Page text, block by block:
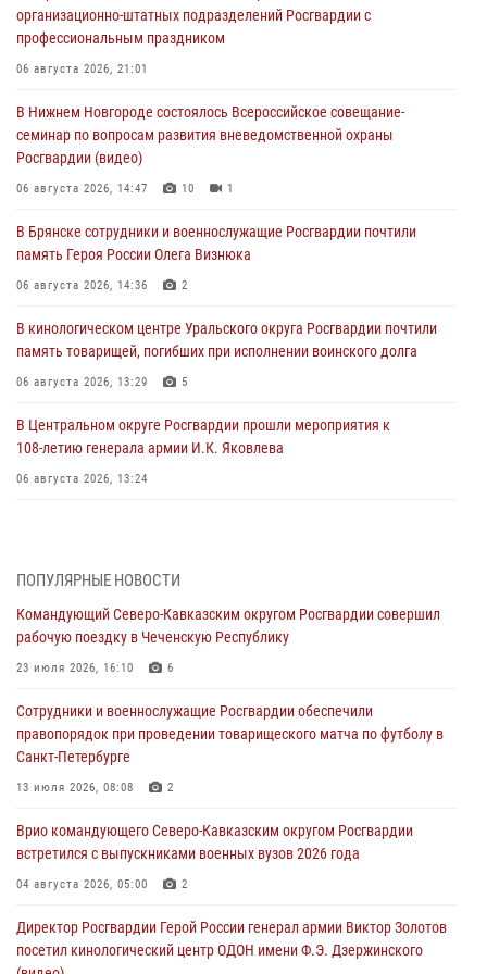
организационно-штатных подразделений Росгвардии с
профессиональным праздником
06 августа 2026, 21:01
В Нижнем Новгороде состоялось Всероссийское совещание-
семинар по вопросам развития вневедомственной охраны
Росгвардии (видео)
06 августа 2026, 14:47 10 1
В Брянске сотрудники и военнослужащие Росгвардии почтили
память Героя России Олега Визнюка
06 августа 2026, 14:36 2
В кинологическом центре Уральского округа Росгвардии почтили
память товарищей, погибших при исполнении воинского долга
06 августа 2026, 13:29 5
В Центральном округе Росгвардии прошли мероприятия к
108‑летию генерала армии И.К. Яковлева
06 августа 2026, 13:24
06 августа 2026, 12:35 1
Росгвардейцы провели выставку вооружения для участников сбора
«Гвардеец» в Пензе (видео)
06 августа 2026, 12:00
В Курске росгвардейцы приняли участие в митинге, посвященном
второй годовщине вторжения ВСУ на территорию области
06 августа 2026, 11:56
угрожавшего подростку травматическим пистолетом
06 августа 2026, 11:33
крупная нарколаборатория
ПОПУЛЯРНЫЕ НОВОСТИ
Командующий Северо-Кавказским округом Росгвардии совершил
рабочую поездку в Чеченскую Республику
23 июля 2026, 16:10 6
Сотрудники и военнослужащие Росгвардии обеспечили
правопорядок при проведении товарищеского матча по футболу в
Санкт-Петербурге
13 июля 2026, 08:08 2
Врио командующего Северо-Кавказским округом Росгвардии
встретился с выпускниками военных вузов 2026 года
04 августа 2026, 05:00 2
Директор Росгвардии Герой России генерал армии Виктор Золотов
посетил кинологический центр ОДОН имени Ф.Э. Дзержинского